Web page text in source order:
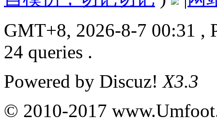
GMT+8, 2026-8-7 00:31 ,
24 queries .
Powered by Discuz! X3.3
© 2010-2017